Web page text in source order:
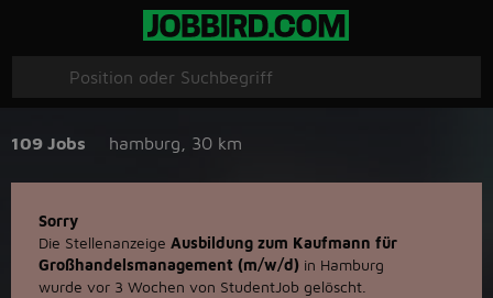
109 Jobs hamburg 30 km
Sorry
Die Stellenanzeige Ausbildung zum Kaufmann für
Großhandelsmanagement (m/w/d) in Hamburg
wurde vor 3 Wochen von StudentJob gelöscht.